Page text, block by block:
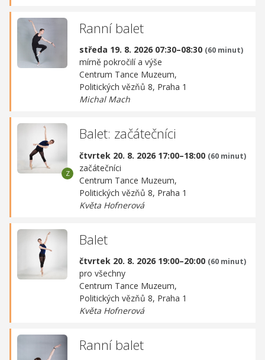
Ranní balet
středa 19. 8. 2026 07:30–08:30 (60 minut)
mírně pokročilí a výše
Centrum Tance Muzeum,
Politických vězňů 8, Praha 1
Michal Mach
Balet: začátečníci
čtvrtek 20. 8. 2026 17:00–18:00 (60 minut)
začátečníci
Centrum Tance Muzeum,
Politických vězňů 8, Praha 1
Květa Hofnerová
Balet
čtvrtek 20. 8. 2026 19:00–20:00 (60 minut)
pro všechny
Centrum Tance Muzeum,
Politických vězňů 8, Praha 1
Květa Hofnerová
Ranní balet